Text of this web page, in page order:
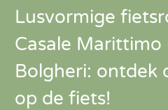
Lusvormige
Casale Marittimo
Bolgheri: ontdek
op de fiets!